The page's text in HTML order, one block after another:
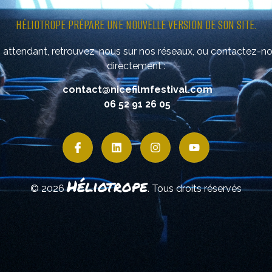
HÉLIOTROPE PRÉPARE UNE NOUVELLE VERSION DE SON SITE.
attendant, retrouvez-nous sur nos réseaux, ou contactez-
directement :
contact@nicefilmfestival.com
06 52 91 26 05
© 2026Héliotrope. Tous droits réservés